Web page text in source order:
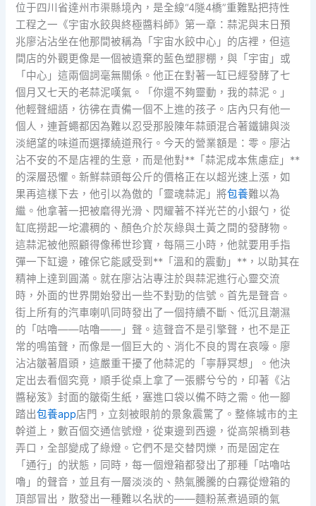
位于四川省達州市渠縣境內，是全線“4隧4橋”重難點把持性
工程之一《宇宙水餃與終極醬料師》第一章：蒜泥與末日預
兆廖沾沾坐在他那間被稱為「宇宙水餃中心」的店裡，但這
間店的外觀更像是一個被遺棄的藍色塑膠棚，與「宇宙」或
「中心」這兩個詞毫無關係。他正在對著一缸已經發酵了七
個月又七天的老蒜泥嘆氣。「你還不夠靈動，我的蒜泥。」
他輕聲細語，彷彿在責備一個不上進的孩子。店內只有他一
個人，連蒼蠅都因為難以忍受那股陳年蒜頭混合著鐵鏽與淡
淡絕望的味道而選擇繞道飛行。今天的營業額是：零。廖沾
沾不安的不是店裡的生意，而是他對**「蒜泥成本焦慮症」**
的深層恐懼。新鮮蒜頭每公斤的價格正在以超光速上漲，如
果再這樣下去，他引以為傲的「靈魂蒜泥」將包養難以為
繼。他拿著一把被磨得光滑、閃耀著不祥光芒的小銀勺，從
缸底撈起一坨濃稠的、顏色介於灰綠與土黃之間的發酵物。
這蒜泥被他照顧得像稀世珍寶，每隔三小時，他就要用手指
彈一下缸邊，確保它能感受到**「溫和的震動」**，以助其在
精神上達到圓滿。就在廖沾沾專注於與蒜泥進行心靈交流
時，外面的世界開始發出一些不對勁的信號。首先是聲音。
街上所有的汽車喇叭同時發出了一個持續不斷、低沉且潮濕
的「咕嚕——咕嚕——」聲。這聲音不是引擎聲，也不是正
常的鳴笛聲，而像是一個巨大的、消化不良的胃在哀嚎。廖
沾沾皺著眉頭，這嚴重干擾了他蒜泥的「寧靜冥想」。他決
定出去看個究竟，順手從桌上拿了一張髒兮兮的，印著《沾
醬秘笈》封面的皺衛生紙，塞進口袋以備不時之需。他一腳
踏出包養app店門，立刻被眼前的景象震驚了。整條城市的主
幹道上，數百個交通信號燈，從東邊到西邊，從高架橋到巷
弄口，全部變成了綠燈。它們不是交替閃爍，而是固定在
「通行」的狀態，同時，每一個燈箱都發出了那種「咕嚕咕
嚕」的聲音，並且有一層淡淡的、熱氣騰騰的白霧從燈箱的
頂部冒出，散發出一種難以名狀的——麵粉蒸煮過頭的氣